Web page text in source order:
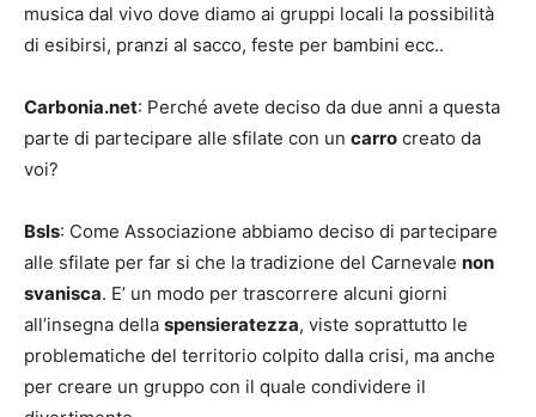
musica dal vivo dove diamo ai gruppi locali la possibilità
di esibirsi, pranzi al sacco, feste per bambini ecc..
Carbonia.net: Perché avete deciso da due anni a questa
parte di partecipare alle sfilate con un carro creato da
voi?
Bsls: Come Associazione abbiamo deciso di partecipare
alle sfilate per far si che la tradizione del Carnevale non
svanisca. E’ un modo per trascorrere alcuni giorni
all’insegna della spensieratezza, viste soprattutto le
problematiche del territorio colpito dalla crisi, ma anche
per creare un gruppo con il quale condividere il